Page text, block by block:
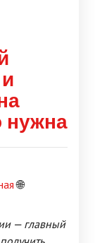
нужна
🌐
— главный